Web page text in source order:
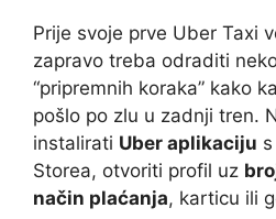
Prije svoje prve Uber Taxi
zapravo treba odraditi
“pripremnih koraka” kako
pošlo po zlu u zadnji tren.
instalirati Uber aplikaciju
Storea, otvoriti profil uz
način plaćanja, karticu ili